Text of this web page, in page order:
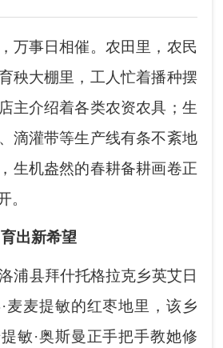
事日相催。农田里，农民
秧大棚里，工人忙着播种摆
主介绍着各类农资农具；生
滴灌带等生产线有条不紊地
机盎然的春耕备耕画卷正
。
出新希望
县拜什托格拉克乡英艾日
麦麦提敏的红枣地里，该乡
敏·奥斯曼正手把手教她修